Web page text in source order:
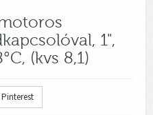
1",
(kvs 8,1)
Pinterest